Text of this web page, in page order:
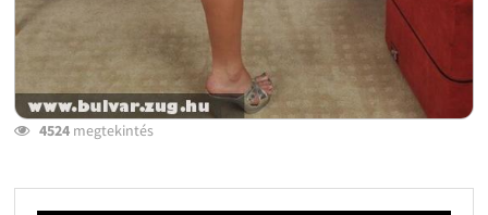
4524megtekintés